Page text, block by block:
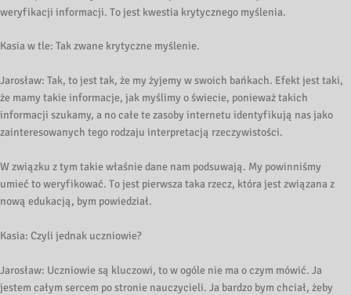
weryfikacji informacji. To jest kwestia krytycznego myślenia.
Kasia w tle: Tak zwane krytyczne myślenie.
Jarosław: Tak, to jest tak, że my żyjemy w swoich bańkach. Efekt jest taki,
że mamy takie informacje, jak myślimy o świecie, ponieważ takich
informacji szukamy, a no całe te zasoby internetu identyfikują nas jako
zainteresowanych tego rodzaju interpretacją rzeczywistości.
W związku z tym takie właśnie dane nam podsuwają. My powinniśmy
umieć to weryfikować. To jest pierwsza taka rzecz, która jest związana z
nową edukacją, bym powiedział.
Kasia: Czyli jednak uczniowie?
Jarosław: Uczniowie są kluczowi, to w ogóle nie ma o czym mówić. Ja
jestem całym sercem po stronie nauczycieli. Ja bardzo bym chciał, żeby